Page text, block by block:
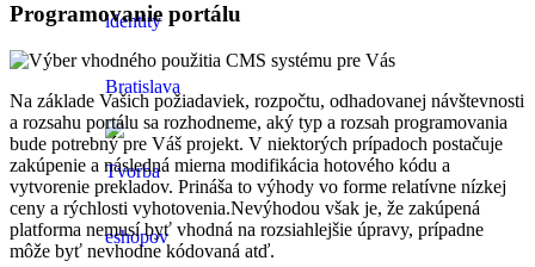
Programovanie portálu
Na základe Vašich požiadaviek, rozpočtu, odhadovanej návštevnosti
a rozsahu portálu sa rozhodneme, aký typ a rozsah programovania
bude potrebný pre Váš projekt. V niektorých prípadoch postačuje
zakúpenie a následná mierna modifikácia hotového kódu a
vytvorenie prekladov. Prináša to výhody vo forme relatívne nízkej
ceny a rýchlosti vyhotovenia.Nevýhodou však je, že zakúpená
platforma nemusí byť vhodná na rozsiahlejšie úpravy, prípadne
môže byť nevhodne kódovaná atď.